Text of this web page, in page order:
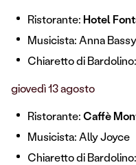
Ristorante: Hotel
Musicista: Anna
Chiaretto di
giovedì 13 agosto
Ristorante:Caffè
Musicista: Ally Joyce
Chiaretto di